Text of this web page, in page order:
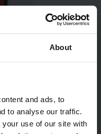
About
and ads, to
to analyse our traffic.
use of our site with